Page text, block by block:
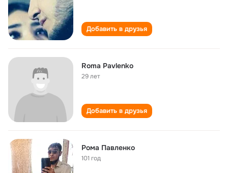
Добавить в друзья
Roma Pavlenko
29 лет
Добавить в друзья
Рома Павленко
101 год